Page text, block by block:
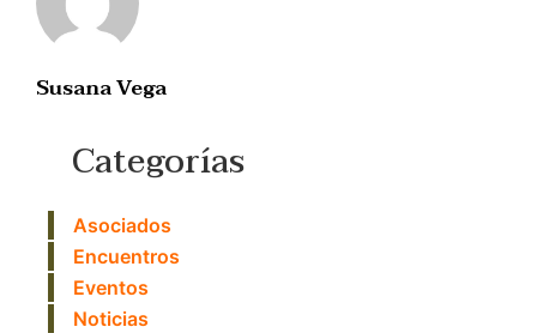
Susana Vega
Categorías
Asociados
Encuentros
Eventos
Noticias